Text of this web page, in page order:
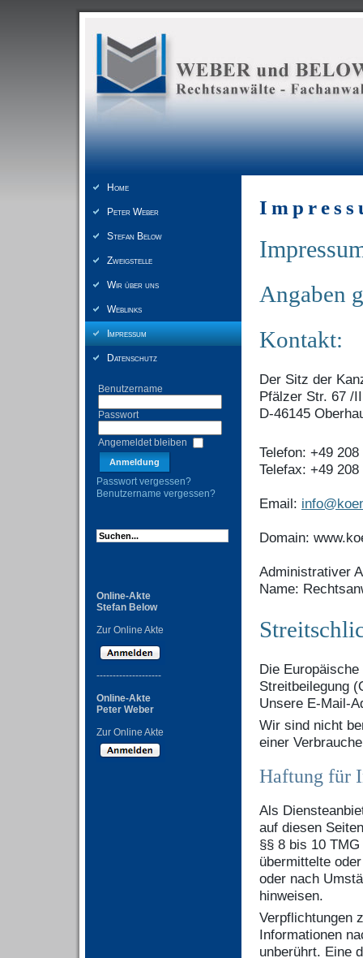
Home
Peter Weber
Stefan Below
Zweigstelle
Wir über uns
Weblinks
Impressum
Datenschutz
Benutzername
Passwort
Angemeldet bleiben
Passwort vergessen?
Benutzername vergessen?
Online-Akte
Stefan Below
Zur Online Akte
--------------------
Online-Akte
Peter Weber
Zur Online Akte
Angaben
Kontakt:
Der Sitz der
Pfälzer Str. 67 /
D-46145
Telefon: +49
Telefax: +49
Email:
Domain:
Administrativer
Name:
Die
Streitbeilegung
Unsere E-Mail-
Wir sind nicht
einer
Haftung für
Als
auf diesen
§§ 8 bis 10
übermittelte
oder nach
hinweisen.
Verpflichtungen
Informationen
unberührt. Eine